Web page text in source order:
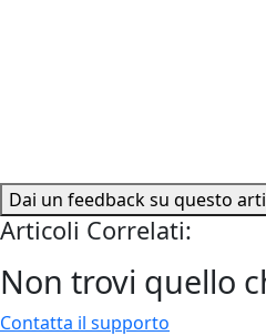
Dai un feedback su questo
Articoli Correlati:
Non trovi quello
Contatta il supporto